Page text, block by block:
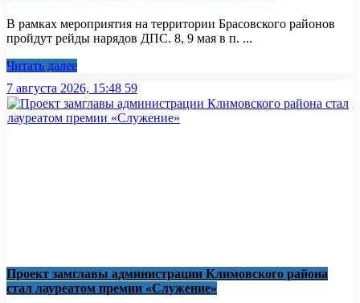
В рамках мероприятия на территории Брасовского районов
пройдут рейды нарядов ДПС. 8, 9 мая в п. ...
Читать далее
7 августа 2026, 15:48 59
Проект замглавы администрации Климовского района
стал лауреатом премии «Служение»